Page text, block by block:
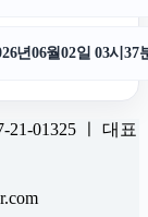
년06월02일 03시37
01325 ㅣ 대표